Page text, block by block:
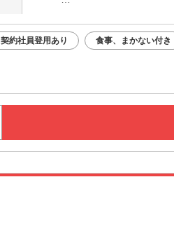
契約社員登用あり 食事、まかない付き